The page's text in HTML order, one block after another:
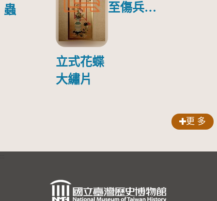
蟲
立式花蝶
大繡片
至傷兵醫
傷日本戰
更 多